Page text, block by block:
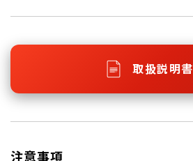
取扱説明書
注意事項